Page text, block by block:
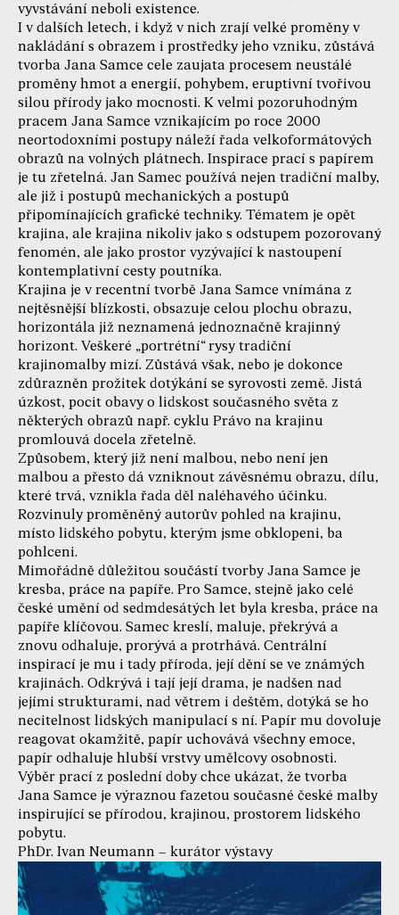
vyvstávání neboli existence.
I v dalších letech, i když v nich zrají velké proměny v
nakládání s obrazem i prostředky jeho vzniku, zůstává
tvorba Jana Samce cele zaujata procesem neustálé
proměny hmot a energií, pohybem, eruptivní tvořivou
silou přírody jako mocnosti. K velmi pozoruhodným
pracem Jana Samce vznikajícím po roce 2000
neortodoxními postupy náleží řada velkoformátových
obrazů na volných plátnech. Inspirace prací s papírem
je tu zřetelná. Jan Samec používá nejen tradiční malby,
ale již i postupů mechanických a postupů
připomínajících grafické techniky. Tématem je opět
krajina, ale krajina nikoliv jako s odstupem pozorovaný
fenomén, ale jako prostor vyzývající k nastoupení
kontemplativní cesty poutníka.
Krajina je v recentní tvorbě Jana Samce vnímána z
nejtěsnější blízkosti, obsazuje celou plochu obrazu,
horizontála již neznamená jednoznačně krajinný
horizont. Veškeré „portrétní“ rysy tradiční
krajinomalby mizí. Zůstává však, nebo je dokonce
zdůrazněn prožitek dotýkání se syrovosti země. Jistá
úzkost, pocit obavy o lidskost současného světa z
některých obrazů např. cyklu Právo na krajinu
promlouvá docela zřetelně.
Způsobem, který již není malbou, nebo není jen
malbou a přesto dá vzniknout závěsnému obrazu, dílu,
které trvá, vznikla řada děl naléhavého účinku.
Rozvinuly proměněný autorův pohled na krajinu,
místo lidského pobytu, kterým jsme obklopeni, ba
pohlceni.
Mimořádně důležitou součástí tvorby Jana Samce je
kresba, práce na papíře. Pro Samce, stejně jako celé
české umění od sedmdesátých let byla kresba, práce na
papíře klíčovou. Samec kreslí, maluje, překrývá a
znovu odhaluje, prorývá a protrhává. Centrální
inspirací je mu i tady příroda, její dění se ve známých
krajinách. Odkrývá i tají její drama, je nadšen nad
jejími strukturami, nad větrem i deštěm, dotýká se ho
necitelnost lidských manipulací s ní. Papír mu dovoluje
reagovat okamžitě, papír uchovává všechny emoce,
papír odhaluje hlubší vrstvy umělcovy osobnosti.
Výběr prací z poslední doby chce ukázat, že tvorba
Jana Samce je výraznou fazetou současné české malby
inspirující se přírodou, krajinou, prostorem lidského
pobytu.
PhDr. Ivan Neumann – kurátor výstavy